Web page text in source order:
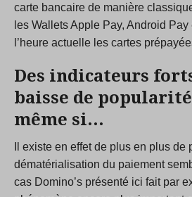
carte bancaire de manière
les Wallets Apple Pay, Android
l’heure actuelle les cartes
Des indicateurs
baisse de popularité
même si…
Il existe en effet de plus en plus de
dématérialisation du paiement
cas Domino’s présenté ici fait par